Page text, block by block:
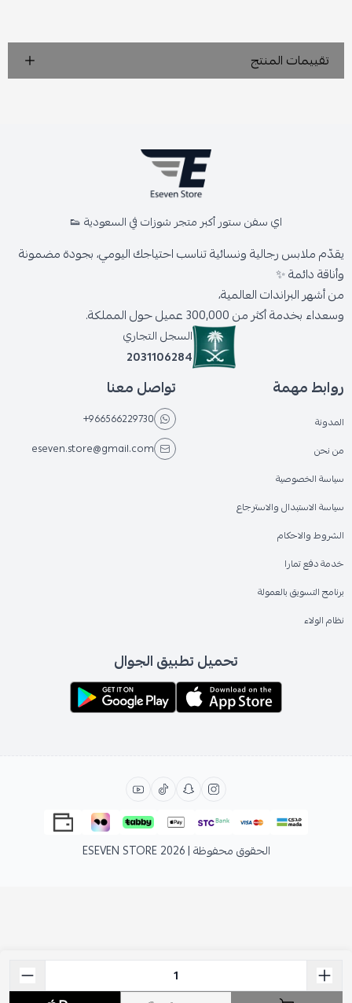
تقييمات المنتج
اي سفن ستور أكبر متجر شوزات في السعودية 👟
يقدّم ملابس رجالية ونسائية تناسب احتياجك اليومي، بجودة مضمونة
وأناقة دائمة ✨
من أشهر البراندات العالمية،
وسعداء بخدمة أكثر من 300,000 عميل حول المملكة.
السجل التجاري
2031106284
روابط مهمة
المدونة
من نحن
سياسة الخصوصية
سياسة الاستبدال والاسترجاع
الشروط والاحكام
خدمة دفع تمارا
برنامج التسويق بالعمولة
نظام الولاء
تواصل معنا
+966566229730
eseven.store@gmail.com
تحميل تطبيق الجوال
الحقوق محفوظة | 2026 ESEVEN STORE